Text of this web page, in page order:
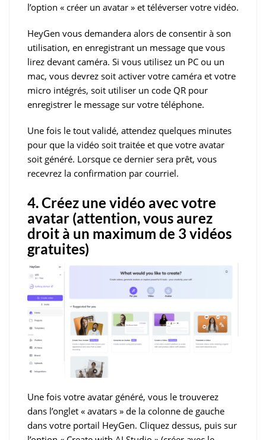
l’option « créer un avatar » et téléverser votre vidéo.
HeyGen vous demandera alors de consentir à son
utilisation, en enregistrant un message que vous
lirez devant caméra. Si vous utilisez un PC ou un
mac, vous devrez soit activer votre caméra et votre
micro intégrés, soit utiliser un code QR pour
enregistrer le message sur votre téléphone.
Une fois le tout validé, attendez quelques minutes
pour que la vidéo soit traitée et que votre avatar
soit généré. Lorsque ce dernier sera prêt, vous
recevrez la confirmation par courriel.
4. Créez une vidéo avec votre
avatar (attention, vous aurez
droit à un maximum de 3 vidéos
gratuites)
Une fois votre avatar généré, vous le trouverez
dans l’onglet « avatars » de la colonne de gauche
dans votre portail HeyGen. Cliquez dessus, puis sur